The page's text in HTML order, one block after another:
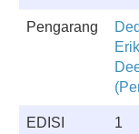
Pengarang
EDISI 1